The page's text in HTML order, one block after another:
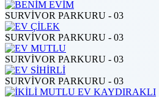
SURVİVOR PARKURU - 03
SURVİVOR PARKURU - 03
SURVİVOR PARKURU - 03
SURVİVOR PARKURU - 03